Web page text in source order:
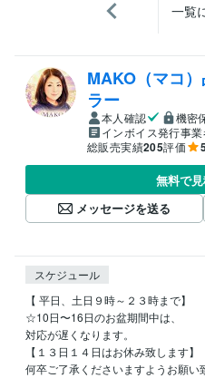
一覧
MAKO（マコ
ラー
本人確認
機密
インボイス発行事
総販売実績205評価
無料で
メッセージを送る
スケジュール
【 平日、土日９時～２３時まで】
☆10日〜16日のお盆期間中は、
対応が遅くなります。
【１３日１４日はお休み致します】
何卒ご了承くださいますようお願い